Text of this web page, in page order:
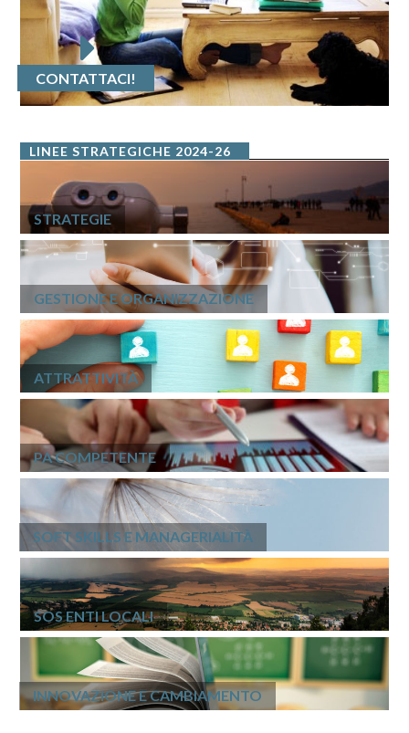
CONTATTACI!
LINEE STRATEGICHE 2024-26
STRATEGIE
GESTIONE E ORGANIZZAZIONE
ATTRATTIVITÀ
PA COMPETENTE
SOFT SKILLS E MANAGERIALITÀ
SOS ENTI LOCALI
INNOVAZIONE E CAMBIAMENTO